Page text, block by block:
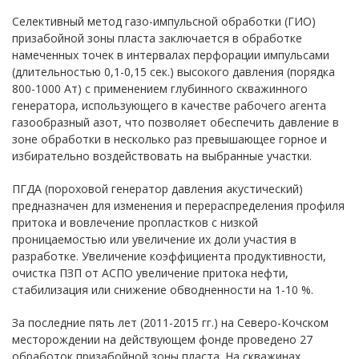
Селективный метод газо-импульсной обработки (ГИО)
призабойной зоны пласта заключается в обработке
намеченных точек в интервалах перфорации импульсами
(длительностью 0,1-0,15 сек.) высокого давления (порядка
800-1000 Ат) с применением глубинного скважинного
генератора, использующего в качестве рабочего агента
газообразный азот, что позволяет обеспечить давление в
зоне обработки в несколько раз превышающее горное и
избирательно воздействовать на выбранные участки.
ПГДА (пороховой генератор давления акустический)
предназначен для изменения и перераспределения профиля
притока и вовлечение пропластков с низкой
проницаемостью или увеличение их доли участия в
разработке. Увеличение коэффициента продуктивности,
очистка ПЗП от АСПО увеличение притока нефти,
стабилизация или снижение обводненности на 1-10 %.
За последние пять лет (2011-2015 гг.) на Северо-Кочском
месторождении на действующем фонде проведено 27